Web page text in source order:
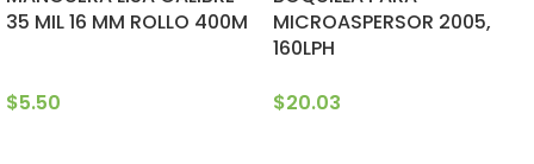
35 MIL 16 MM ROLLO 400M
$5.50
MICROASPERSOR 2005,
160LPH
$20.03